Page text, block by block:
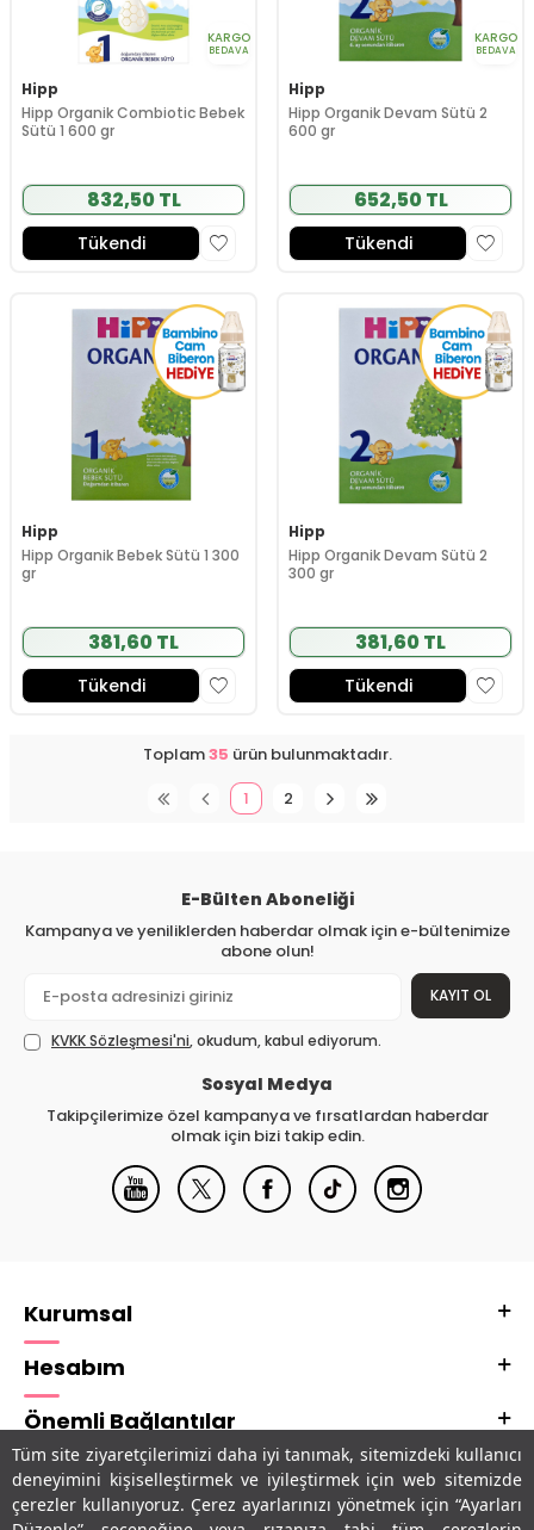
Tüm site ziyaretçilerimizi daha iyi tanımak, sitemizdeki kullanıcı
deneyimini kişiselleştirmek ve iyileştirmek için web sitemizde
çerezler kullanıyoruz. Çerez ayarlarınızı yönetmek için “Ayarları
KARGO
BEDAVA
Hipp
Hipp Organik Combiotic Bebek
Sütü 1 600 gr
832,50 TL
Tükendi
KARGO
BEDAVA
Hipp
Hipp Organik Devam Sütü 2
600 gr
652,50 TL
Tükendi
Hipp
Hipp Organik Bebek Sütü 1 300
gr
381,60 TL
Tükendi
Hipp
Hipp Organik Devam Sütü 2
300 gr
381,60 TL
Tükendi
Toplam35 ürün bulunmaktadır.
1
2
E-Bülten Aboneliği
Kampanya ve yeniliklerden haberdar olmak için e-bültenimize
abone olun!
KAYIT OL
KVKK Sözleşmesi'ni, okudum, kabul ediyorum.
Sosyal Medya
Takipçilerimize özel kampanya ve fırsatlardan haberdar
olmak için bizi takip edin.
Kurumsal
Hesabım
Önemli Bağlantılar
Adres & İletişim